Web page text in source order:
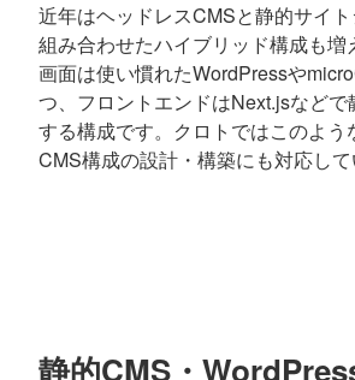
近年はヘッドレスCMSと静的サイ
組み合わせたハイブリッド構成も増
画面は使い慣れたWordPressや
つ、フロントエンドはNext.jsなど
する構成です。クロトではこのよう
CMS構成の設計・構築にも対応して
静的CMS・